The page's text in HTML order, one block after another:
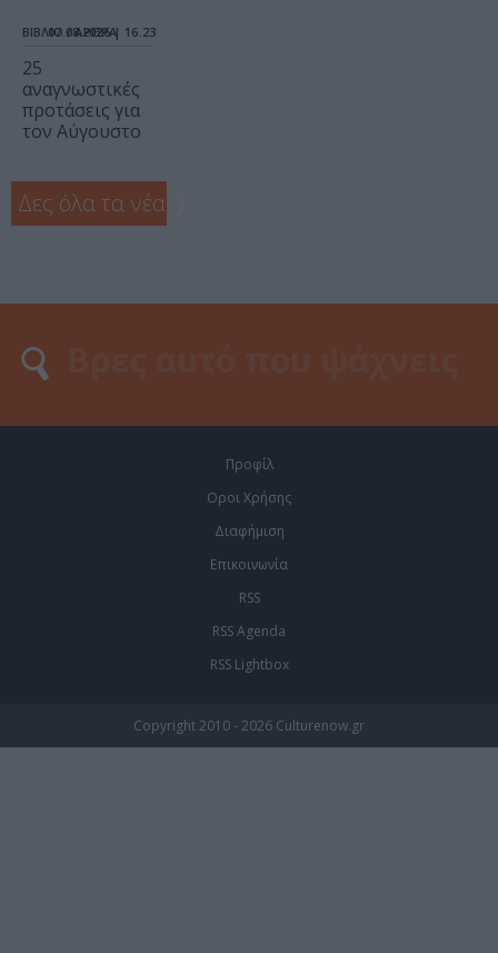
ΒΙΒΛΙΟ / ΑΡΘΡΑ
07.08.2026 | 16.23
25
αναγνωστικές
προτάσεις για
τον Αύγουστο
Δες όλα τα νέα
Προφίλ
Οροι Χρήσης
Διαφήμιση
Επικοινωνία
RSS
RSS Agenda
RSS Lightbox
Copyright 2010 - 2026 Culturenow.gr